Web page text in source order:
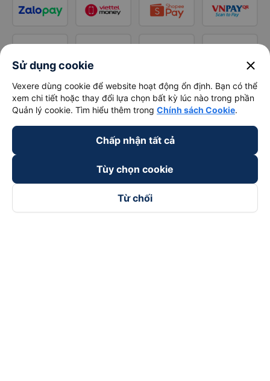
Sử dụng cookie close
Vexere dùng cookie để website hoạt động ổn định. Bạn có thể
xem chi tiết hoặc thay đổi lựa chọn bất kỳ lúc nào trong phần
Quản lý cookie. Tìm hiểu thêm trong Chính sách Cookie.
Chấp nhận tất cả
Tùy chọn cookie
Từ chối